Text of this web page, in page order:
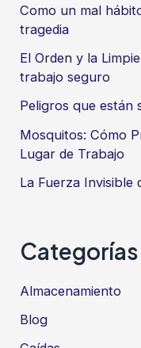
Como un mal
tragedia
El Orden y la
trabajo seguro
Peligros que están
Mosquitos: Cómo
Lugar de Trabajo
La Fuerza Invisible
Categorías
Almacenamiento
Blog